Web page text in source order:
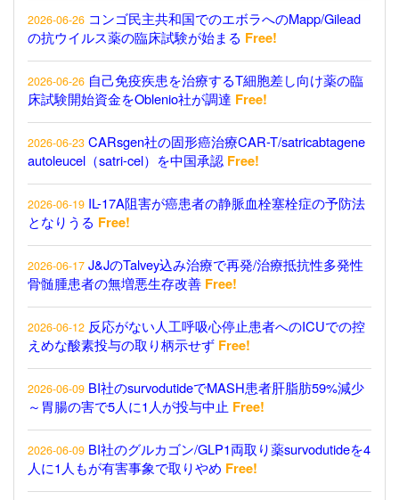
2026-06-26 コンゴ民主共和国でのエボラへのMapp/Gilead
の抗ウイルス薬の臨床試験が始まる Free!
2026-06-26 自己免疫疾患を治療するT細胞差し向け薬の臨
床試験開始資金をOblenio社が調達 Free!
2026-06-23 CARsgen社の固形癌治療CAR-T/satricabtagene
autoleucel（satri-cel）を中国承認 Free!
2026-06-19 IL-17A阻害が癌患者の静脈血栓塞栓症の予防法
となりうる Free!
2026-06-17 J&JのTalvey込み治療で再発/治療抵抗性多発性
骨髄腫患者の無増悪生存改善 Free!
2026-06-12 反応がない人工呼吸心停止患者へのICUでの控
えめな酸素投与の取り柄示せず Free!
2026-06-09 BI社のsurvodutideでMASH患者肝脂肪59%減少
～胃腸の害で5人に1人が投与中止 Free!
2026-06-09 BI社のグルカゴン/GLP1両取り薬survodutideを4
人に1人もが有害事象で取りやめ Free!